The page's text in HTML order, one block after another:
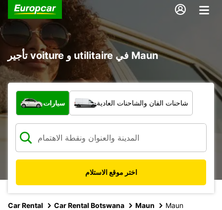
تأجير voiture و utilitaire في Maun
ما نوع المركبة؟
سيارات شاحنات الفان والشاحنات العادية
اختر موقع الاستلام
Car Rental Car Rental Botswana Maun Maun